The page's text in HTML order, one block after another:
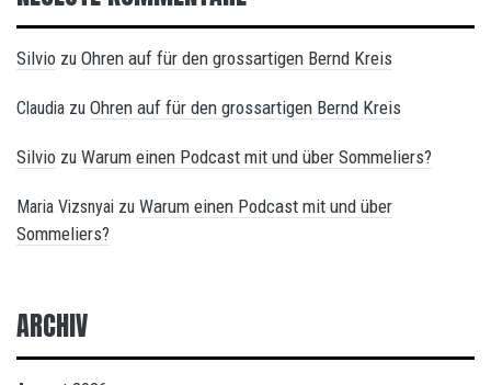
Silvio zu Ohren auf für den grossartigen Bernd Kreis
Claudia zu Ohren auf für den grossartigen Bernd Kreis
Silvio zu Warum einen Podcast mit und über Sommeliers?
Maria Vizsnyai zu Warum einen Podcast mit und über
Sommeliers?
ARCHIV